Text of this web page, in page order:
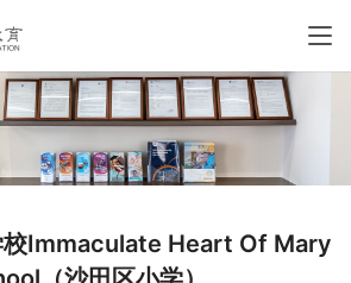
校Immaculate Heart Of Mary